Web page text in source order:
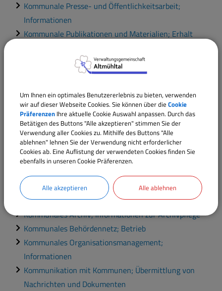
Kommunale Presse- und Öffentlichkeitsarbeit;
Informationen
Kommunale Publikationen und Materialien; Erhalt
Kommunale Selbstverwaltung; Informationen
Kommunale Stellenangebote; Bewerbung
Anmeldung
Kommunale Verdienstmedaille und Kommunale
Dankurkunde; Einreichung eines Vorschlags
Kommunale Wappen und Fahnen; Beantragung der
Verwendung
Kommunales Archiv; Beantragung der Nutzung von
Archivgut
Kommunales Archiv; Informationen zur Archivpflege
Kommunales Behördennetz; Betrieb
Kommunales Organisationsmanagement;
Informationen
Kommunikation mit Kommunen; Übermittlung von
Nachrichten und Dokumenten
Um Ihnen ein optimales Benutzererlebnis zu bieten, verwenden
wir auf dieser Webseite Cookies. Sie können über die Cookie
Präferenzen Ihre aktuelle Cookie Auswahl anpassen. Durch das
Betätigen des Buttons "Alle akzeptieren" stimmen Sie der
Verwendung aller Cookies zu. Mithilfe des Buttons "Alle
ablehnen" lehnen Sie der Verwendung nicht erforderlicher
Cookies ab. Eine Auflistung der verwendeten Cookies finden Sie
ebenfalls in unseren Cookie Präferenzen.
Alle akzeptieren Alle ablehnen